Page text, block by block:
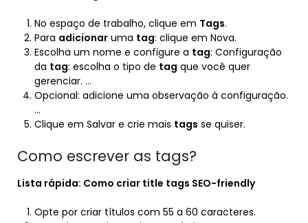
No espaço de trabalho, clique em Tags.
Para adicionar uma tag: clique em Nova.
Escolha um nome e configure a tag: Configuração
da tag: escolha o tipo de tag que você quer
gerenciar. …
Opcional: adicione uma observação à configuração.
…
Clique em Salvar e crie mais tags se quiser.
Como escrever as tags?
Lista rápida: Como criar title tags SEO-friendly
Opte por criar títulos com 55 a 60 caracteres.